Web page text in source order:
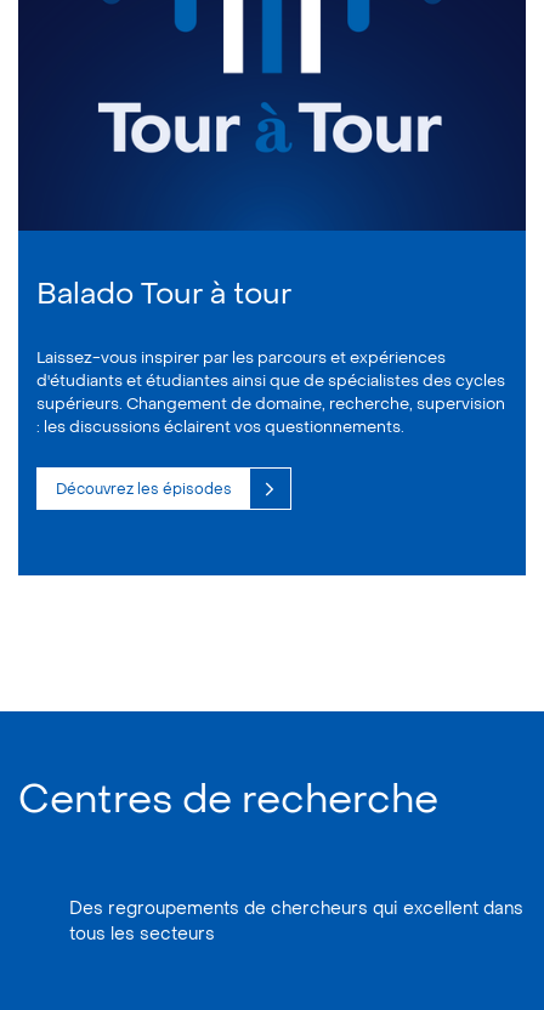
Balado Tour à tour
Laissez-vous inspirer par les parcours et expériences
d'étudiants et étudiantes ainsi que de spécialistes des cycles
supérieurs. Changement de domaine, recherche, supervision
: les discussions éclairent vos questionnements.
Découvrez les épisodes
Centres de recherche
Des regroupements de chercheurs qui excellent dans
tous les secteurs